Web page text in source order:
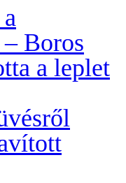
– Boros
a leplet